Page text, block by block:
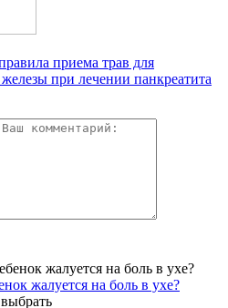
приема трав для
при лечении панкреатита
жалуется на боль в ухе?